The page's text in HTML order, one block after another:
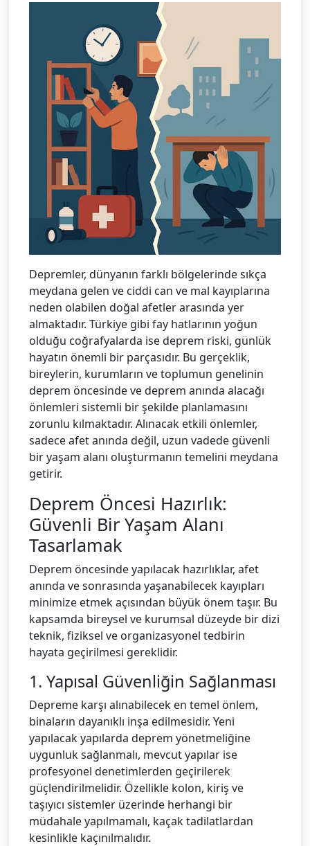
Depremler, dünyanın farklı bölgelerinde sıkça
meydana gelen ve ciddi can ve mal kayıplarına
neden olabilen doğal afetler arasında yer
almaktadır. Türkiye gibi fay hatlarının yoğun
olduğu coğrafyalarda ise deprem riski, günlük
hayatın önemli bir parçasıdır. Bu gerçeklik,
bireylerin, kurumların ve toplumun genelinin
deprem öncesinde ve deprem anında alacağı
önlemleri sistemli bir şekilde planlamasını
zorunlu kılmaktadır. Alınacak etkili önlemler,
sadece afet anında değil, uzun vadede güvenli
bir yaşam alanı oluşturmanın temelini meydana
getirir.
Deprem Öncesi Hazırlık:
Güvenli Bir Yaşam Alanı
Tasarlamak
Deprem öncesinde yapılacak hazırlıklar, afet
anında ve sonrasında yaşanabilecek kayıpları
minimize etmek açısından büyük önem taşır. Bu
kapsamda bireysel ve kurumsal düzeyde bir dizi
teknik, fiziksel ve organizasyonel tedbirin
hayata geçirilmesi gereklidir.
1. Yapısal Güvenliğin Sağlanması
Depreme karşı alınabilecek en temel önlem,
binaların dayanıklı inşa edilmesidir. Yeni
yapılacak yapılarda deprem yönetmeliğine
uygunluk sağlanmalı, mevcut yapılar ise
profesyonel denetimlerden geçirilerek
güçlendirilmelidir. Özellikle kolon, kiriş ve
taşıyıcı sistemler üzerinde herhangi bir
müdahale yapılmamalı, kaçak tadilatlardan
kesinlikle kaçınılmalıdır.